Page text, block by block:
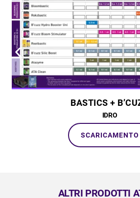
BASTICS +
IDRO
SCARICAMENTO
ALTRI PRODOTTI